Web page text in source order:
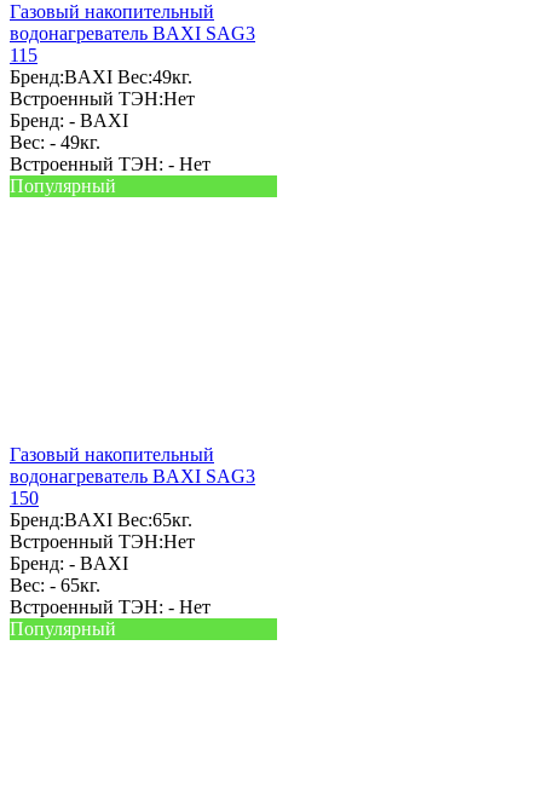
Газовый накопительный
водонагреватель BAXI SAG3
115
Бренд:BAXI Вес:49кг.
Встроенный ТЭН:Нет
Бренд: - BAXI
Вес: - 49кг.
Встроенный ТЭН: - Нет
Популярный
Газовый накопительный
водонагреватель BAXI SAG3
150
Бренд:BAXI Вес:65кг.
Встроенный ТЭН:Нет
Бренд: - BAXI
Вес: - 65кг.
Встроенный ТЭН: - Нет
Популярный